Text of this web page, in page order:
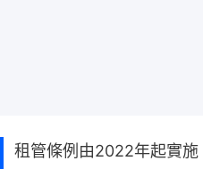
租管條例由2022年起實